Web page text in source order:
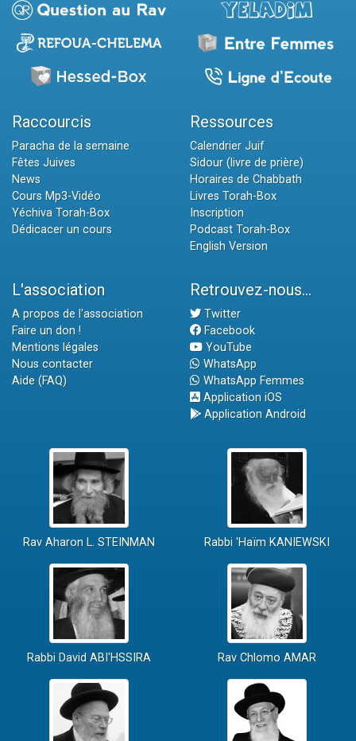
Raccourcis
Paracha de la semaine
Fêtes Juives
News
Cours Mp3-Vidéo
Yéchiva Torah-Box
Dédicacer un cours
Ressources
Calendrier Juif
Sidour (livre de prière)
Horaires de Chabbath
Livres Torah-Box
Inscription
Podcast Torah-Box
English Version
L'association
A propos de l'association
Faire un don !
Mentions légales
Nous contacter
Aide (FAQ)
Retrouvez-nous...
Twitter
Facebook
YouTube
WhatsApp
WhatsApp Femmes
Application iOS
Application Android
Rav Aharon L. STEINMAN Rabbi 'Haïm KANIEWSKI
Rabbi David ABI'HSSIRA Rav Chlomo AMAR